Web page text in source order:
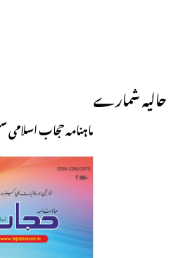
حالیہ شمارے
ماہنامہ حجاب اسلامی